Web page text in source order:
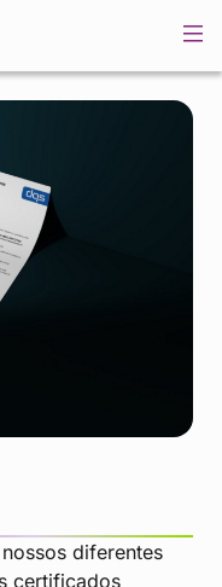
diferentes
certificados